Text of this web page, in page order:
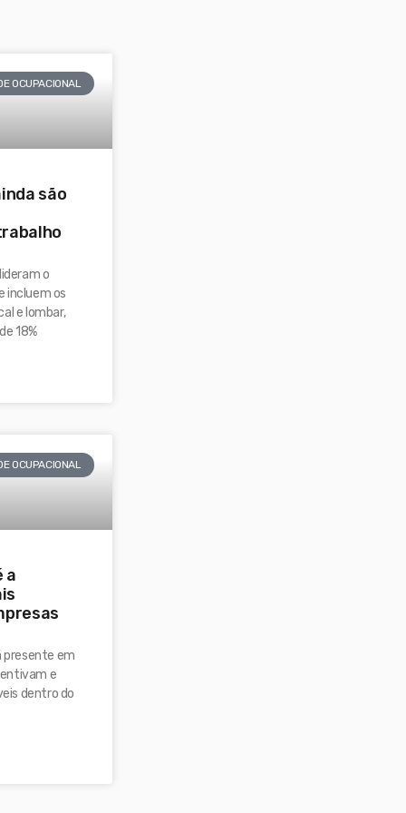
OCUPACIONAL
são
o
incluem os
e lombar,
18%
OCUPACIONAL
a
presente em
e
dentro do